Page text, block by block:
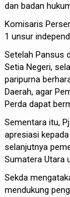
dan badan
Komisaris
1 unsur
Setelah Pansus
Setia Negeri,
paripurna
Daerah, agar
Perda dapat
Sementara itu,
apresiasi
selanjutnya
Sumatera Utara
Sekda
mendukung